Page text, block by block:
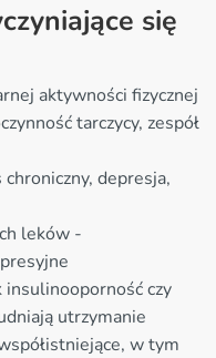
się
aktywności fizycznej
tarczycy, zespół
depresja,
leków -
czy
utrzymanie
w tym